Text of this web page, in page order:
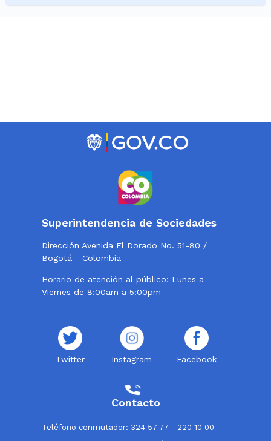
Superintendencia de Sociedades
Dirección Avenida El Dorado No. 51-80 /
Bogotá - Colombia
Horario de atención al público: Lunes a
Viernes de 8:00am a 5:00pm
Twitter Instagram Facebook
Contacto
Teléfono conmutador: 324 57 77 - 220 10 00